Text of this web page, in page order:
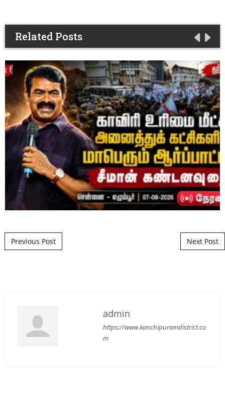
Related Posts
Post navigation
Previous Post Next Post
admin
https://www.kanchipuramdistrict.co
m